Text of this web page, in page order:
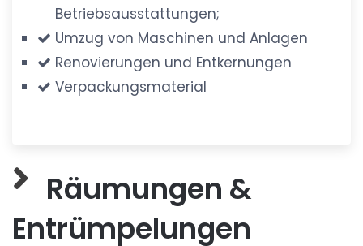
Betriebsausstattungen;
Umzug von Maschinen und Anlagen
Renovierungen und Entkernungen
Verpackungsmaterial
Räumungen &
Entrümpelungen